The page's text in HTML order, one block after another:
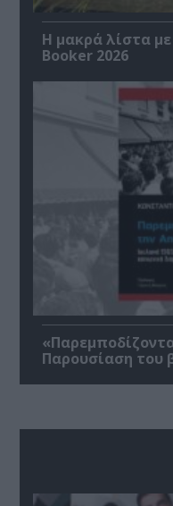
Η μακρά λίστα
Booker 2026
Παρουσίαση του